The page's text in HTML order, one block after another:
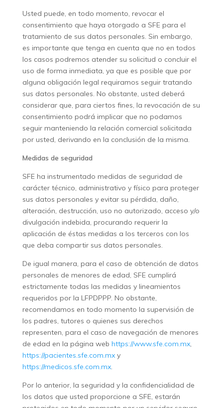
Usted puede, en todo momento, revocar el
consentimiento que haya otorgado a SFE para el
tratamiento de sus datos personales. Sin embargo,
es importante que tenga en cuenta que no en todos
los casos podremos atender su solicitud o concluir el
uso de forma inmediata, ya que es posible que por
alguna obligación legal requiramos seguir tratando
sus datos personales. No obstante, usted deberá
considerar que, para ciertos fines, la revocación de su
consentimiento podrá implicar que no podamos
seguir manteniendo la relación comercial solicitada
por usted, derivando en la conclusión de la misma.
Medidas de seguridad
SFE ha instrumentado medidas de seguridad de
carácter técnico, administrativo y físico para proteger
sus datos personales y evitar su pérdida, daño,
alteración, destrucción, uso no autorizado, acceso y/o
divulgación indebida, procurando requerir la
aplicación de éstas medidas a los terceros con los
que deba compartir sus datos personales.
De igual manera, para el caso de obtención de datos
personales de menores de edad, SFE cumplirá
estrictamente todas las medidas y lineamientos
requeridos por la LFPDPPP. No obstante,
recomendamos en todo momento la supervisión de
los padres, tutores o quienes sus derechos
representen, para el caso de navegación de menores
de edad en la página web https://www.sfe.com.mx,
https://pacientes.sfe.com.mxy
https://medicos.sfe.com.mx.
Por lo anterior, la seguridad y la confidencialidad de
los datos que usted proporcione a SFE, estarán